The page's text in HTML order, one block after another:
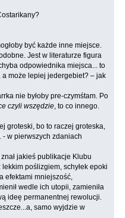
być każde inne miejsce.
Jest w literaturze figura
odpowiednika miejsca... to
a może lepiej jedergebiet? – jak
nie byłoby pre-czymśtam. Po
czyli wszędzie, to co innego.
groteski, bo to raczej groteska,
- w pierwszych zdaniach
jakieś publikacje Klubu
poślizgiem, schyłek epoki
efektami mniejszość,
wedle ich utopii, zamieniła
ideę permanentnej rewolucji.
samo wyjdzie w